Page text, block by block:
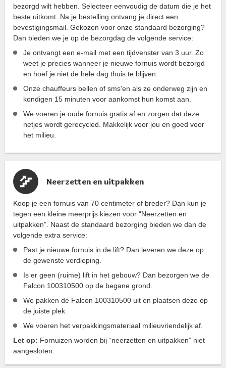
bezorgd wilt hebben. Selecteer eenvoudig de datum die je het
beste uitkomt. Na je bestelling ontvang je direct een
bevestigingsmail. Gekozen voor onze standaard bezorging?
Dan bieden we je op de bezorgdag de volgende service:
Je ontvangt een e-mail met een tijdvenster van 3 uur. Zo
weet je precies wanneer je nieuwe fornuis wordt bezorgd
en hoef je niet de hele dag thuis te blijven.
Onze chauffeurs bellen of sms'en als ze onderweg zijn en
kondigen 15 minuten voor aankomst hun komst aan.
We voeren je oude fornuis gratis af en zorgen dat deze
netjes wordt gerecycled. Makkelijk voor jou en goed voor
het milieu.
Neerzetten en uitpakken
Koop je een fornuis van 70 centimeter of breder? Dan kun je
tegen een kleine meerprijs kiezen voor “Neerzetten en
uitpakken”. Naast de standaard bezorging bieden we dan de
volgende extra service:
Past je nieuwe fornuis in de lift? Dan leveren we deze op
de gewenste verdieping.
Is er geen (ruime) lift in het gebouw? Dan bezorgen we de
Falcon 100310500 op de begane grond.
We pakken de Falcon 100310500 uit en plaatsen deze op
de juiste plek.
We voeren het verpakkingsmateriaal milieuvriendelijk af.
Let op: Fornuizen worden bij “neerzetten en uitpakken” niet
aangesloten.